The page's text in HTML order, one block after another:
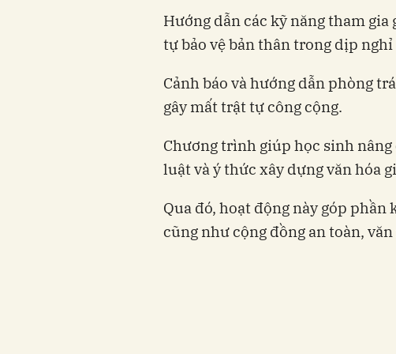
Hướng dẫn các kỹ năng tham
tự bảo vệ bản thân trong dịp nghỉ
Cảnh báo và hướng dẫn phòng
gây mất trật tự công cộng.
Chương trình giúp học sinh
luật và ý thức xây dựng văn hóa
Qua đó, hoạt động này góp
cũng như cộng đồng an toàn,